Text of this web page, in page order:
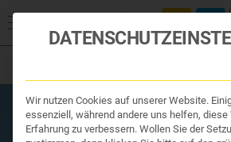
Organe & Organ Uhr
Traditionelle Medizin
Nahrungsergänzung
Kosmetik und Hygiene
Kosmetik und Hygiene
Insekten
Wir nutzen Cookies auf unserer Website.
essenziell, während andere uns helfen,
Erfahrung zu verbessern. Wollen Sie der